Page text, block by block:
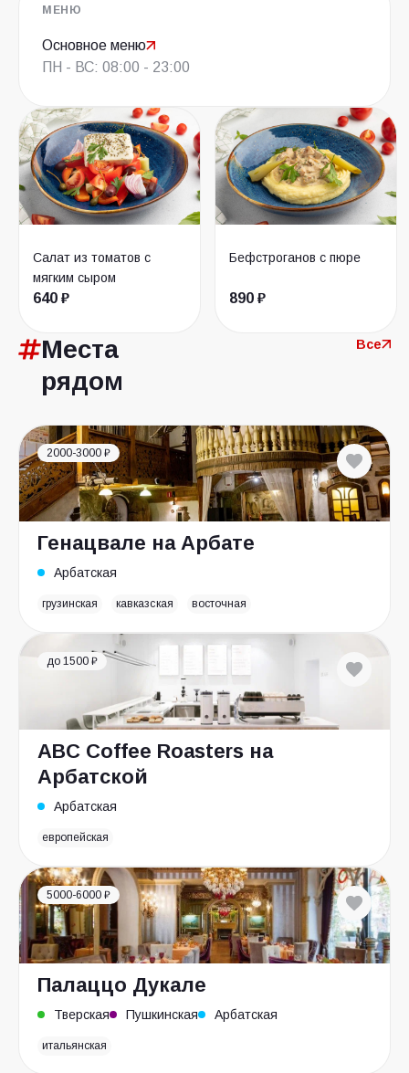
МЕНЮ
Основное меню
ПН - ВС: 08:00 - 23:00
Салат из томатов с
мягким сыром
640 ₽
Бефстроганов с пюре
890 ₽
Места
рядом
Все
2000-3000 ₽
Генацвале на Арбате
Арбатская
грузинская кавказская восточная
до 1500 ₽
ABC Coffee Roasters на
Арбатской
Арбатская
европейская
5000-6000 ₽
Палаццо Дукале
Тверская Пушкинская Арбатская
итальянская